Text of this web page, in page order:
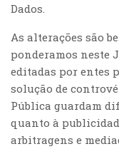
Dados.
As alterações são
ponderamos neste
editadas por entes
solução de
Pública guardam
quanto à
arbitragens e